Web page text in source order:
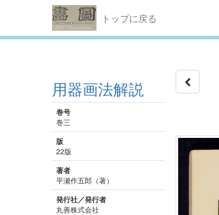
トップに戻る
用器画法解説
巻号
巻三
版
22版
著者
平瀬作五郎（著）
発行社／発行者
丸善株式会社